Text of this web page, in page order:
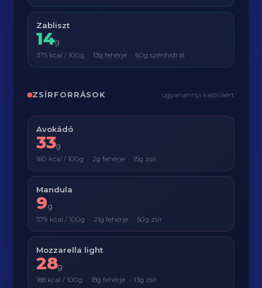
Zabliszt
14g
375 kcal / 100g · 13g fehérje · 60g szénhidrát
ZSÍRFORRÁSOK ugyanannyi kalóriáért
Avokádó
33g
160 kcal / 100g · 2g fehérje · 15g zsír
Mandula
9g
579 kcal / 100g · 21g fehérje · 50g zsír
Mozzarella light
28g
188 kcal / 100g · 18g fehérje · 13g zsír